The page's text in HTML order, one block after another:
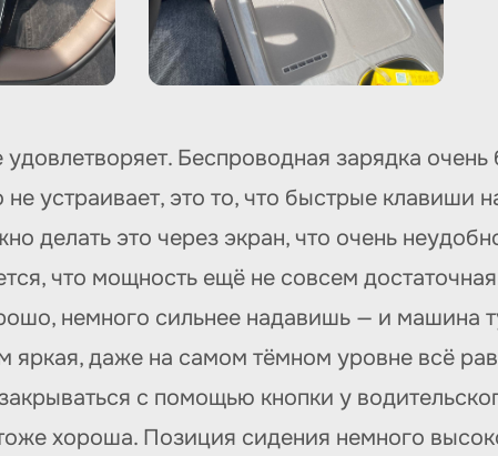
Беспроводная зарядка очень
устраивает, это то, что быстрые клавиши
делать это через экран, что очень
что мощность ещё не совсем
немного сильнее надавишь — и машина
даже на самом тёмном уровне всё
с помощью кнопки у
хороша. Позиция сидения немного